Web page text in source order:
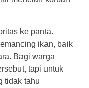
ke panta.
ikan, baik
Bagi warga
tapi untuk
tidak tahu